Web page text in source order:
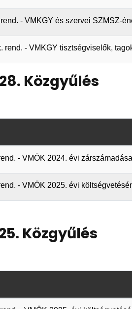
- VMKGY és szervei SZMSZ-
rend. - VMKGY tisztségviselők,
Közgyűlés
- VMÖK 2024. évi zárszámadása
- VMÖK 2025. évi
Közgyűlés